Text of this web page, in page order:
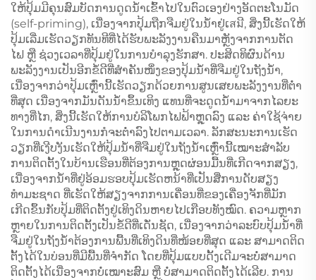
ໃຫ້ປຸ້ມມີຄຸນສົມບັດການດູດນ້ຳເຂົ້າໄປໃນຕົວເອງຢ່າງອັດຕະໂນມັດ
(self-priming), ເນື່ອງຈາກປຸ້ມຖືກຈືມຢູ່ໃນນ້ຳຢູ່ເสมີ, ສິ່ງນີ້ເຮັດໃຫ້
ປຸ້ມເລີ່ມເຮັດວຽກທັນທີທີ່ໄດ້ຮັບພະລັງງານຄືນມາຫຼັງຈາກການຕັດ
ໄຟ ຫຼື ຊ່ວງເວລາທີ່ປຸ້ມຢູ່ໃນການບໍາລຸງຮັກສາ. ປະສິດທິຜົນດ້ານ
ພະລັງງານເປັນອີກຂໍ້ດີທີ່ສຳຄັນໜຶ່ງຂອງປຸ້ມນ້ຳທີ່ຈືມຢູ່ໃນຖັງນ້ຳ,
ເນື່ອງຈາກວ່າປຸ້ມເຫຼົ່ານີ້ເຮັດວຽກດ້ວຍການສູນເສຍພະລັງງານທີ່ຕ່ຳ
ທີ່ສຸດ ເນື່ອງຈາກມັນດັນນ້ຳຂຶ້ນເທິງ ແທນທີ່ຈະດູດນ້ຳມາຈາກໄລຍະ
ທາງທີ່ໄກ, ສິ່ງນີ້ເຮັດໃຫ້ການບໍລິໂພກໄຟຟ້າຫຼຸດລົງ ແລະ ຄ່າໃຊ້ຈ່າຍ
ໃນການດຳເນີນງານກໍຈະຕ່ຳລົງໄປຕາມເວລາ. ລັກສະນະການເຮັດ
ວຽກທີ່ເງີບງັນເຮັດໃຫ້ປຸ້ມນ້ຳທີ່ຈືມຢູ່ໃນຖັງນ້ຳເຫຼົ່ານີ້ເໝາະສຳລັບ
ການຕິດຕັ້ງໃນບ້ານເຮືອນທີ່ຕ້ອງການຫຼຸດຜ່ອນມື້ນທີ່ເກີດຈາກສຽງ,
ເນື່ອງຈາກນ້ຳທີ່ຢູ່ອ້ອມຮອບປຸ້ມເຮັດຫນ້າທີ່ເປັນສື່ການດັບສຽງ
ທຳມະຊາດ ທີ່ເຮັດໃຫ້ສຽງຈາກການເຄື່ອນທີ່ຂອງເຄື່ອງຈັກທີ່ມັກ
ເກີດຂຶ້ນກັບປຸ້ມທີ່ຕິດຕັ້ງຢູ່ເທິງດິນຫາຍໄປເກືອບທັງໝົດ. ຄວາມຫຼາກ
ຫຼາຍໃນການຕິດຕັ້ງເປັນຂໍ້ດີທີ່ເດັ່ນຊັດ, ເນື່ອງຈາກວ່າລະບົບປຸ້ມນ້ຳທີ່
ຈືມຢູ່ໃນຖັງນ້ຳຕ້ອງການພື້ນທີ່ເທິງດິນທີ່ໜ້ອຍທີ່ສຸດ ແລະ ສາມາດຕິດ
ຕັ້ງໄດ້ໃນບ່ອນທີ່ມີພື້ນທີ່ຈຳກັດ ໂດຍທີ່ປຸ້ມແບບດັ້ງເດີມຈະບໍ່ສາມາດ
ຕິດຕັ້ງໄດ້ເນື່ອງຈາກບໍ່ເໝາະສົມ ຫຼື ບໍ່ສາມາດຕິດຕັ້ງໄດ້ເລີຍ. ການ